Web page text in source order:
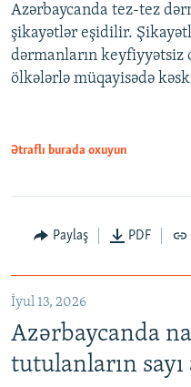
Azərbaycanda tez-tez
şikayətlər eşidilir.
dərmanların keyfiyyətsiz
ölkələrlə müqayisədə
Ətraflı burada oxuyun
Paylaş PDF
İyul 13, 2026
Azərbaycanda
tutulanların sayı